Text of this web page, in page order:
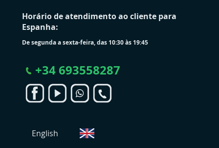
Horário de atendimento ao cliente para
Espanha:
De segunda a sexta-feira, das 10:30 às 19:45
+34 693558287
English